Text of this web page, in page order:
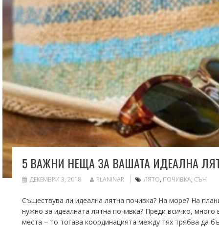
5 ВАЖНИ НЕЩА ЗА ВАШАТА ИДЕАЛНА
ДЕКЕМВРИ 3, 2018 PLANINAR ЛЯТО, ПОЧИВКА, СЪН
Съществува ли идеална лятна почивка? На море? На
нужно за идеалната лятна почивка? Преди всичко,
места – то тогава координацията между тях трябва да